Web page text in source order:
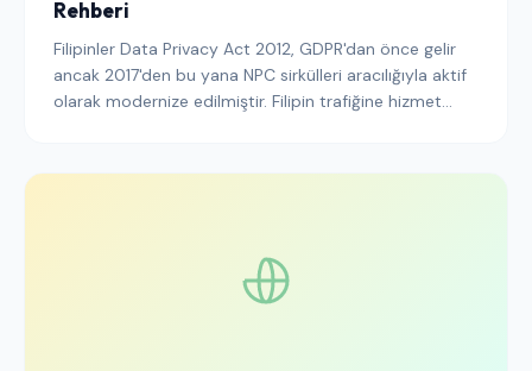
Rehberi
Filipinler Data Privacy Act 2012, GDPR'dan önce gelir
ancak 2017'den bu yana NPC sirkülleri aracılığıyla aktif
olarak modernize edilmiştir. Filipin trafiğine hizmet
konusunda bilmesi gerekenler burada.